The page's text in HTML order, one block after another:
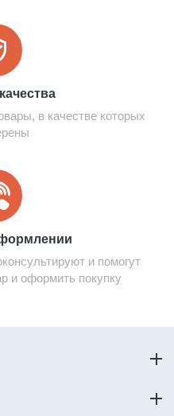
в качестве которых
и помогут
и оформить покупку